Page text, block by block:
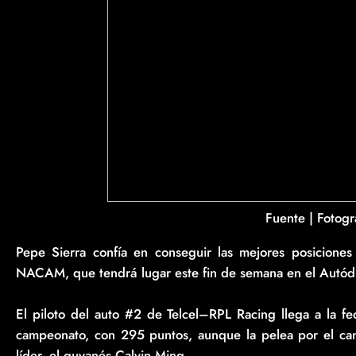
Fuente |
Pepe Sierra confía en conseguir las mejores
NACAM, que tendrá lugar este fin de semana en el
El piloto del auto #2 de Telcel–RPL Racing llega a la
campeonato, con 295 puntos, aunque la pelea por el